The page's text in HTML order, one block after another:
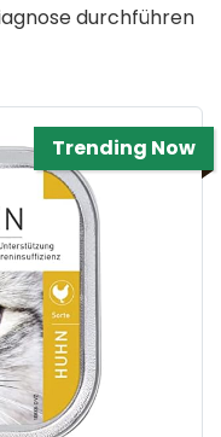
durchführen
Trending Now